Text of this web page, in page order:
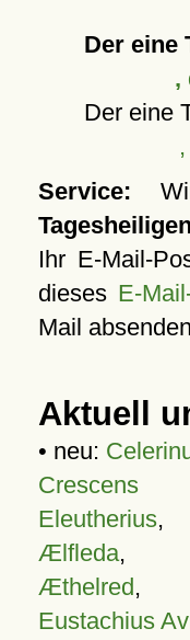
Der eine
,
Der eine
Service:
Tagesheiligen
Ihr E-Mail-
dieses E-
Mail
Aktuell
• neu:
Crescens
Eleutherius,
Ælfleda,
Æthelred,
Eustachius